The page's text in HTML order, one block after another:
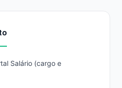
Salário (cargo e